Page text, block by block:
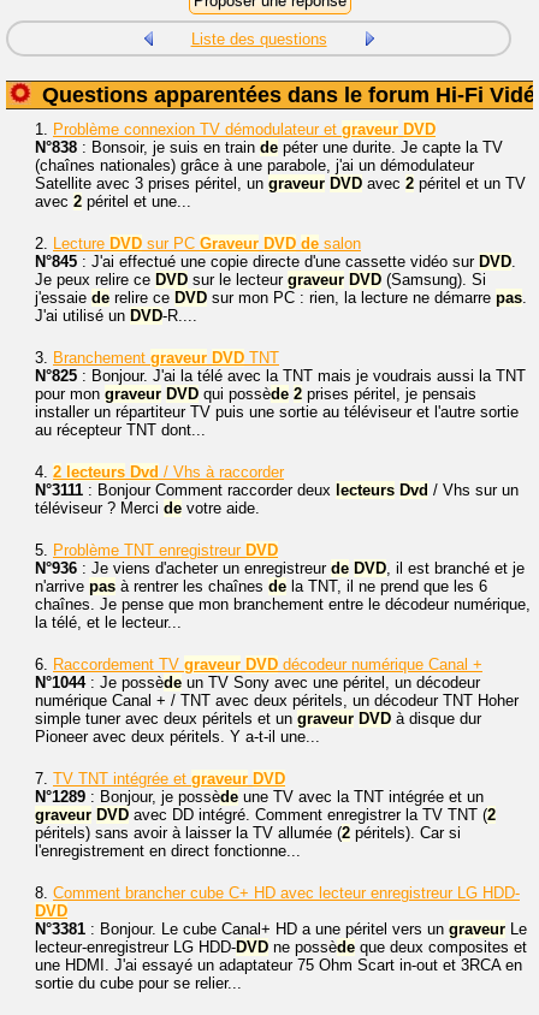
Liste des questions
Questions apparentées dans le forum Hi-Fi
1. Problème connexion TV démodulateur et graveur DVD
N°838 : Bonsoir, je suis en train de péter une durite. Je capte la TV
(chaînes nationales) grâce à une parabole, j'ai un démodulateur
Satellite avec 3 prises péritel, un graveur DVD avec 2 péritel et un TV
avec 2 péritel et une...
2. Lecture DVD sur PC Graveur DVD de salon
N°845 : J'ai effectué une copie directe d'une cassette vidéo sur DVD.
Je peux relire ce DVD sur le lecteur graveur DVD (Samsung). Si
j'essaie de relire ce DVD sur mon PC : rien, la lecture ne démarre pas.
J'ai utilisé un DVD-R....
3. Branchement graveur DVD TNT
N°825 : Bonjour. J'ai la télé avec la TNT mais je voudrais aussi la TNT
pour mon graveur DVD qui possède 2 prises péritel, je pensais
installer un répartiteur TV puis une sortie au téléviseur et l'autre sortie
au récepteur TNT dont...
4. 2 lecteurs Dvd / Vhs à raccorder
N°3111 : Bonjour Comment raccorder deux lecteurs Dvd / Vhs sur un
téléviseur ? Merci de votre aide.
5. Problème TNT enregistreur DVD
N°936 : Je viens d'acheter un enregistreur de DVD, il est branché et je
n'arrive pas à rentrer les chaînes de la TNT, il ne prend que les 6
chaînes. Je pense que mon branchement entre le décodeur numérique,
la télé, et le lecteur...
6. Raccordement TV graveur DVD décodeur numérique Canal +
N°1044: Je possède un TV Sony avec une péritel, un décodeur
numérique Canal + / TNT avec deux péritels, un décodeur TNT Hoher
simple tuner avec deux péritels et un graveur DVD à disque dur
Pioneer avec deux péritels. Y a-t-il une...
7. TV TNT intégrée et graveur DVD
N°1289 : Bonjour, je possède une TV avec la TNT intégrée et un
graveur DVD avec DD intégré. Comment enregistrer la TV TNT (2
péritels) sans avoir à laisser la TV allumée (2 péritels). Car si
l'enregistrement en direct fonctionne...
8. Comment brancher cube C+ HD avec lecteur enregistreur LG HDD-
DVD
N°3381 : Bonjour. Le cube Canal+ HD a une péritel vers un graveur Le
lecteur-enregistreur LG HDD-DVD ne possède que deux composites et
une HDMI. J'ai essayé un adaptateur 75 Ohm Scart in-out et 3RCA en
sortie du cube pour se relier...